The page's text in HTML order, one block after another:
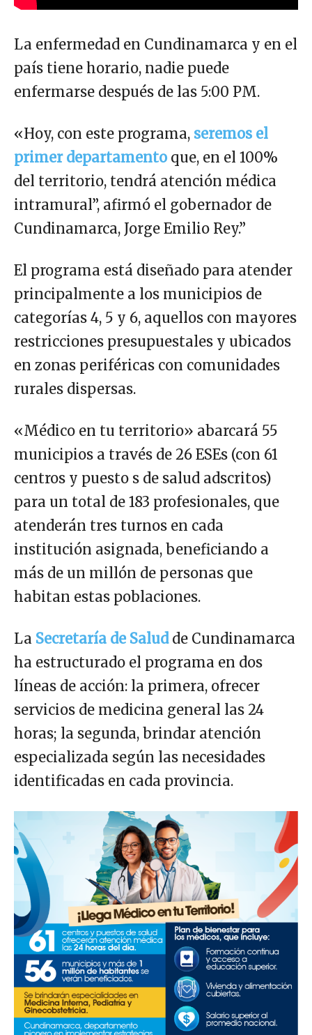
La enfermedad en Cundinamarca y en el
país tiene horario, nadie puede
enfermarse después de las 5:00 PM.
«Hoy, con este programa, seremos el
primer departamento que, en el 100%
del territorio, tendrá atención médica
intramural”, afirmó el gobernador de
Cundinamarca, Jorge Emilio Rey.”
El programa está diseñado para atender
principalmente a los municipios de
categorías 4, 5 y 6, aquellos con mayores
restricciones presupuestales y ubicados
en zonas periféricas con comunidades
rurales dispersas.
«Médico en tu territorio» abarcará 55
municipios a través de 26 ESEs (con 61
centros y puesto s de salud adscritos)
para un total de 183 profesionales, que
atenderán tres turnos en cada
institución asignada, beneficiando a
más de un millón de personas que
habitan estas poblaciones.
La Secretaría de Saludde Cundinamarca
ha estructurado el programa en dos
líneas de acción: la primera, ofrecer
servicios de medicina general las 24
horas; la segunda, brindar atención
especializada según las necesidades
identificadas en cada provincia.